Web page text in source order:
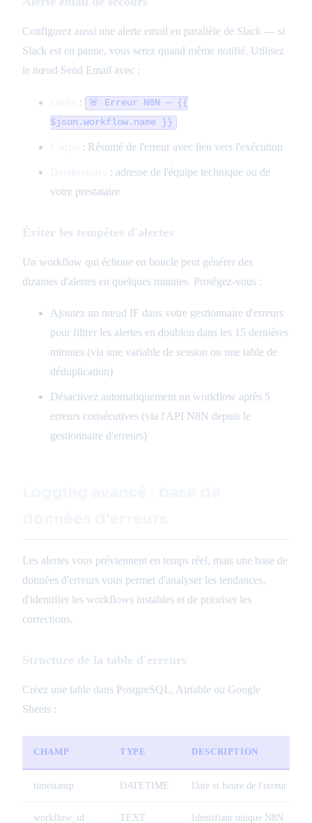
Configurez aussi une alerte email en parallèle de Slack — si
Slack est en panne, vous serez quand même notifié. Utilisez
le nœud Send Email avec :
:
🚨 Erreur N8N — {{
$json.workflow.name }}
: Résumé de l'erreur avec lien vers l'exécution
: adresse de l'équipe technique ou de
votre prestataire
Éviter les tempêtes d'alertes
Un workflow qui échoue en boucle peut générer des
dizaines d'alertes en quelques minutes. Protégez-vous :
Ajoutez un nœud IF dans votre gestionnaire d'erreurs
pour filtrer les alertes en doublon dans les 15 dernières
minutes (via une variable de session ou une table de
déduplication)
Désactivez automatiquement un workflow après 5
erreurs consécutives (via l'API N8N depuis le
gestionnaire d'erreurs)
Les alertes vous préviennent en temps réel, mais une base de
données d'erreurs vous permet d'analyser les tendances,
d'identifier les workflows instables et de prioriser les
corrections.
Structure de la table d'erreurs
Créez une table dans PostgreSQL, Airtable ou Google
Sheets :
CHAMP TYPE DESCRIPTION
timestamp DATETIME Date et heure de l'erreur
workflow_id TEXT
Identifiant unique N8N